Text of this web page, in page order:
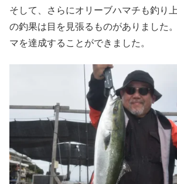
そして、さらにオリーブハマチも釣り
の釣果は目を見張るものがありました
マを達成することができました。